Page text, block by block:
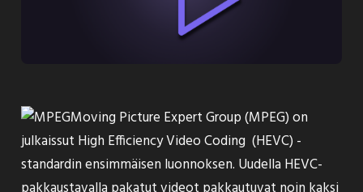
Moving Picture Expert Group (MPEG) on
julkaissut High Efficiency Video Coding (HEVC) -
standardin ensimmäisen luonnoksen. Uudella HEVC-